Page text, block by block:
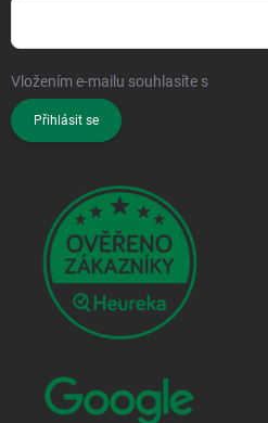
Vložením e-mailu souhlasíte s
Přihlásit se